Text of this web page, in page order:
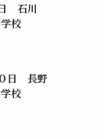
石川
校
日 長野
校